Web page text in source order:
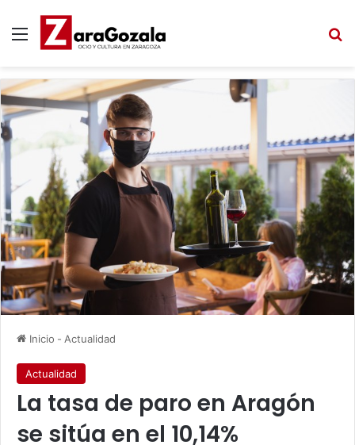
Menú
Inicio - Actualidad
Actualidad
La tasa de paro en Aragón
se sitúa en el 10,14%